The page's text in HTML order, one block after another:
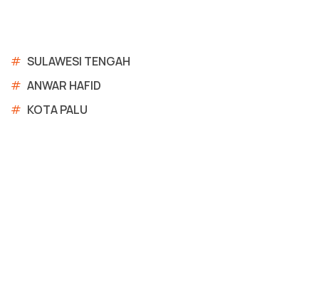
# SULAWESI TENGAH
# ANWAR HAFID
# KOTA PALU